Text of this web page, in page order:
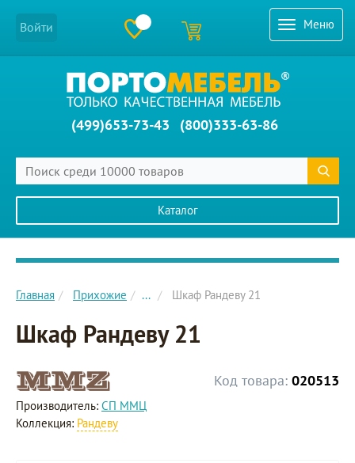
Меню
Войти
(499)653-73-43 (800)333-63-86
Каталог
Главное меню сайта
Главная Прихожие ... Шкаф Рандеву 21
Шкаф Рандеву 21
Код товара: 020513
Производитель: СП ММЦ
Коллекция: Рандеву